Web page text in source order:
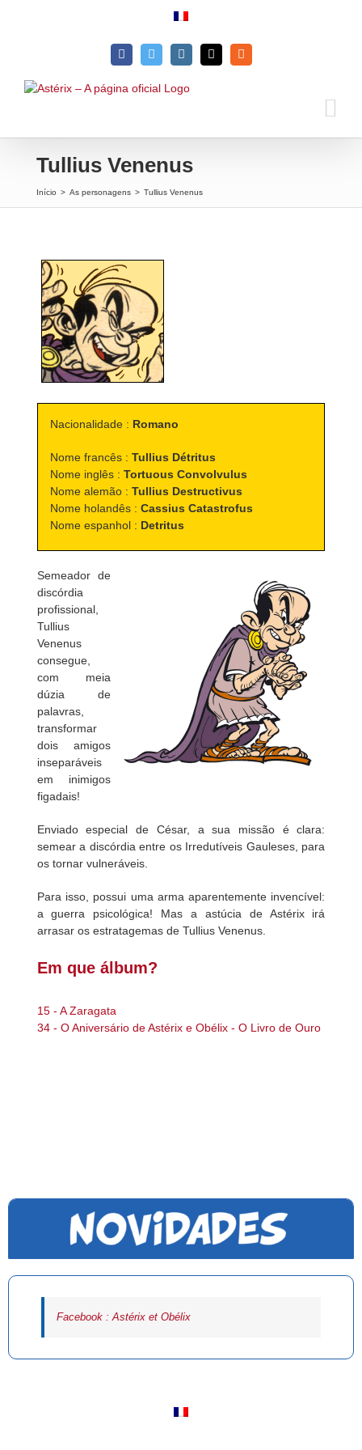
FacebookTwitterInstagramEmailRss
Tullius Venenus
Início > As personagens > Tullius Venenus
Nacionalidade : Romano
Nome francês : Tullius Détritus
Nome inglês : Tortuous Convolvulus
Nome alemão : Tullius Destructivus
Nome holandês : Cassius Catastrofus
Nome espanhol : Detritus
Semeador de
discórdia
profissional,
Tullius
Venenus
consegue,
com meia
dúzia de
palavras,
transformar
dois amigos
inseparáveis
em inimigos
figadais!
Enviado especial de César, a sua missão é clara:
semear a discórdia entre os Irredutíveis Gauleses, para
os tornar vulneráveis.
Para isso, possui uma arma aparentemente invencível:
a guerra psicológica! Mas a astúcia de Astérix irá
arrasar os estratagemas de Tullius Venenus.
Em que álbum?
15 - A Zaragata
34 - O Aniversário de Astérix e Obélix - O Livro de Ouro
Facebook : Astérix et Obélix